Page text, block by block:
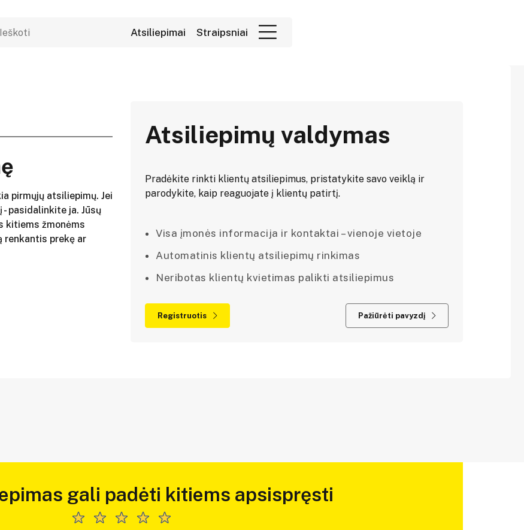
Atsiliepimai Straipsniai
pirmųjų atsiliepimų. Jei
pasidalinkite ja. Jūsų
kitiems žmonėms
renkantis prekę ar
Atsiliepimų valdymas
Pradėkite rinkti klientų atsiliepimus, pristatykite savo veiklą ir
parodykite, kaip reaguojate į klientų patirtį.
Visa įmonės informacija ir kontaktai – vienoje vietoje
Automatinis klientų atsiliepimų rinkimas
Neribotas klientų kvietimas palikti atsiliepimus
Registruotis Pažiūrėti pavyzdį
gali padėti kitiems apsispręsti